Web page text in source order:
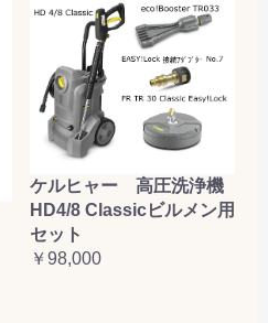
ケルヒャー 高圧洗浄機
HD4/8 Classicビルメン用
セット
￥98,000